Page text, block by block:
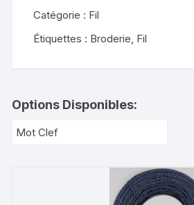
Catégorie : Fil
Étiquettes : Broderie Fil
Options Disponibles: